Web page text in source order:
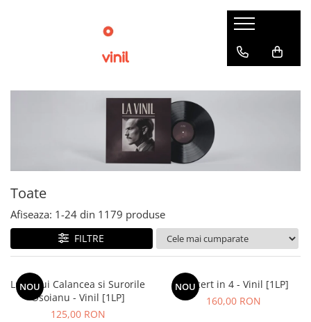
Toate
Afiseaza: 1-24 din 1179 produse
FILTRE
NOU
Lupii Lui Calancea si Surorile
Osoianu - Vinil [1LP]
125,00 RON
NOU
Concert in 4 - Vinil [1LP]
160,00 RON